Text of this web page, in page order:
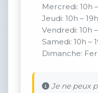
Mercredi: 10h
Jeudi: 10h – 19h
Vendredi: 10h
Samedi: 10h –
Dimanche:
Je ne peux